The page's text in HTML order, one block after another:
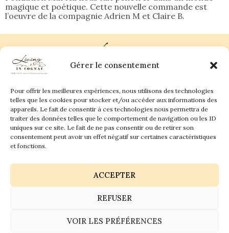
Gérer le consentement
Pour offrir les meilleures expériences, nous utilisons des technologies
telles que les cookies pour stocker et/ou accéder aux informations des
appareils. Le fait de consentir à ces technologies nous permettra de
traiter des données telles que le comportement de navigation ou les ID
uniques sur ce site. Le fait de ne pas consentir ou de retirer son
consentement peut avoir un effet négatif sur certaines caractéristiques
et fonctions.
ACCEPTER
REFUSER
VOIR LES PRÉFÉRENCES
magique et poétique. Cette nouvelle commande est
l’oeuvre de la compagnie Adrien M et Claire B.
Plan du site
Living in Cognac Land
La vigne & Le verre
Newsletter
Dégustation sensorielle & Écriture
Contact
anne@livingincognac.com